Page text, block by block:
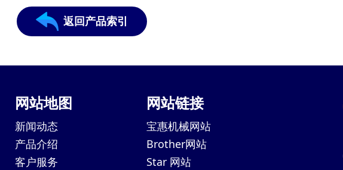
返回产品索引
网站地图
新闻动态
产品介绍
客户服务
网站链接
宝惠机械网站
Brother网站
Star 网站